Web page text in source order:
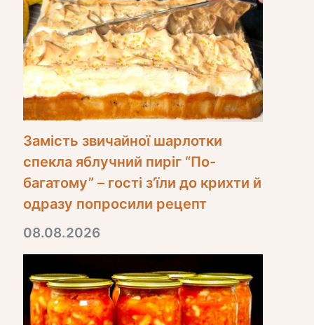
Замість звичайної шарлотки
спекла яблучний пиріг “По-
багатому” – гості з’їли до крихти й
одразу попросили рецепт
08.08.2026